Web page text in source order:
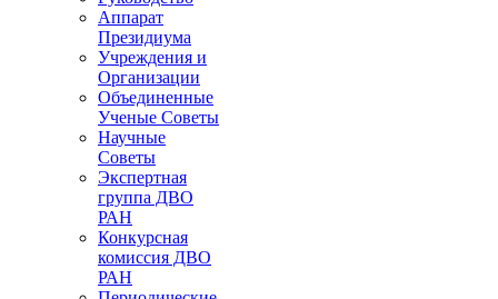
Аппарат
Президиума
Учреждения и
Организации
Объединенные
Ученые Советы
Научные
Советы
Экспертная
группа ДВО
РАН
Конкурсная
комиссия ДВО
РАН